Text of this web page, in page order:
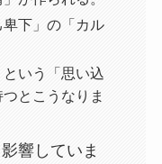
卑下」の「カル
いう「思い込
とこうなりま
響していま